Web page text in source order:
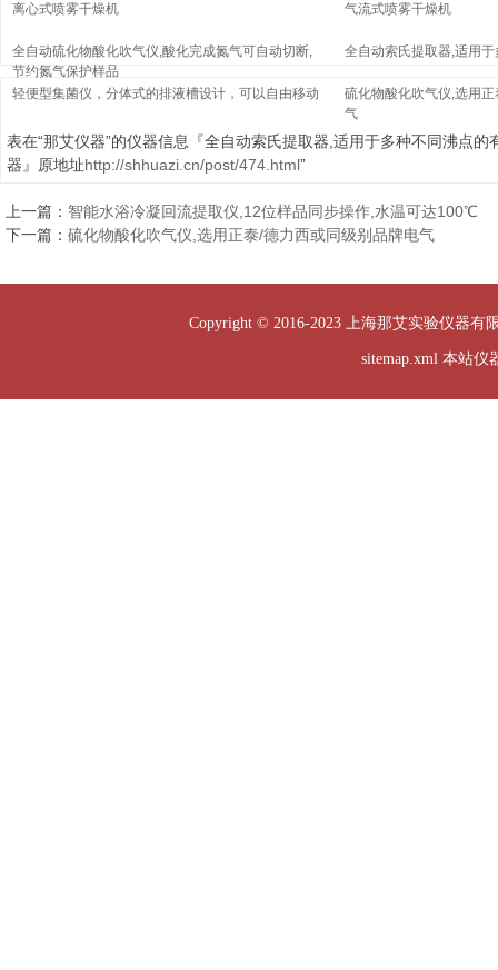
离心式喷雾干燥机 气流式喷雾干燥机
全自动硫化物酸化吹气仪,酸化完成氮气可自动切断,
节约氮气保护样品
全自动索氏提取器,适用
轻便型集菌仪，分体式的排液槽设计，可以自由移动
硫化物酸化吹气仪,选用
气
表在“那艾仪器”的仪器信息『全自动索氏提取器,适用于多种不同沸点的
器』原地址http://shhuazi.cn/post/474.html”
上一篇： 智能水浴冷凝回流提取仪,12位样品同步操作,水温可达100℃
下一篇： 硫化物酸化吹气仪,选用正泰/德力西或同级别品牌电气
Copyright © 2016-2023 上海那艾实验仪器有
sitemap.xml本站仪